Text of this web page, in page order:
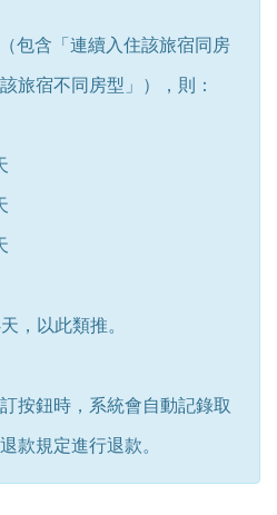
包含「連續入住該旅宿同房
旅宿不同房型」），則：
，以此類推。
按鈕時，系統會自動記錄取
款規定進行退款。